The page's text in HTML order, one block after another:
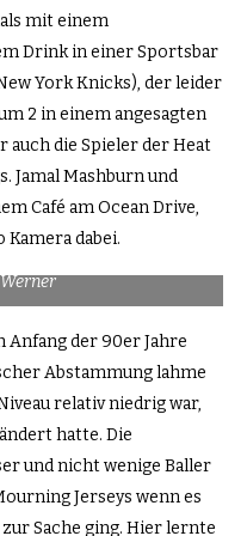
mit einem
Drink in einer Sportsbar
York Knicks), der leider
2 in einem angesagten
auch die Spieler der Heat
Jamal Mashburn und
Café am Ocean Drive,
dabei.
Anfang der 90er Jahre
Abstammung lahme
relativ niedrig war,
hatte. Die
und nicht wenige Baller
Jerseys wenn es
Sache ging. Hier lernte